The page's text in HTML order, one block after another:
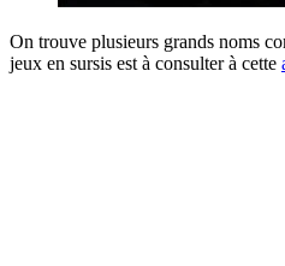
On trouve plusieurs grands noms
jeux en sursis est à consulter à cette